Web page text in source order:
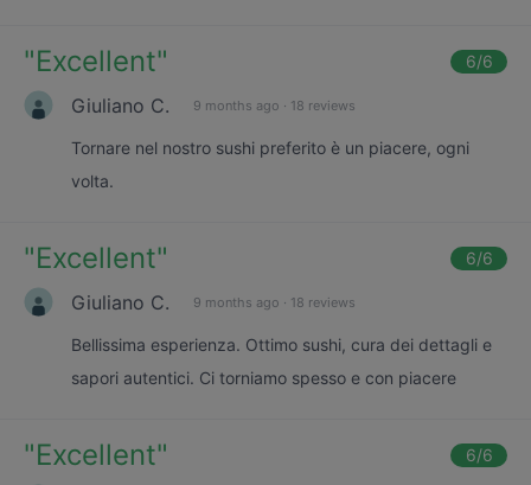
"Excellent" 6/6
Giuliano C. 9 months ago · 18 reviews
Tornare nel nostro sushi preferito è un piacere, ogni
volta.
"Excellent" 6/6
Giuliano C. 9 months ago · 18 reviews
Bellissima esperienza. Ottimo sushi, cura dei dettagli e
sapori autentici. Ci torniamo spesso e con piacere
"Excellent" 6/6